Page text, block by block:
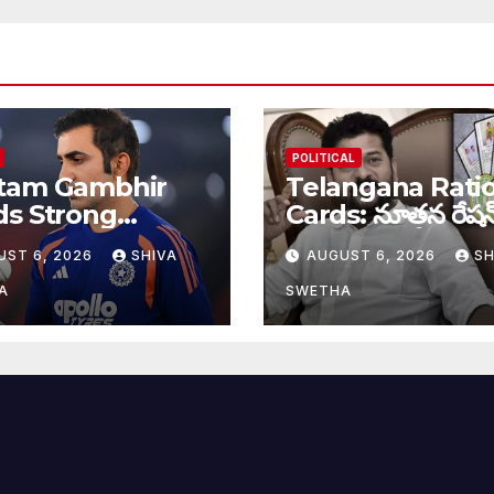
Gambhir
Strong
శ్రీలంక టెస్ట్
ముందు
గంభీర్
6, 2026 SHIVA
POLITICAL
Telangana
Cards: నూతన
కార్డుల పంపిణీకి
ఫిక్స్‌…
AUGUST 6, 2026
SWETHA